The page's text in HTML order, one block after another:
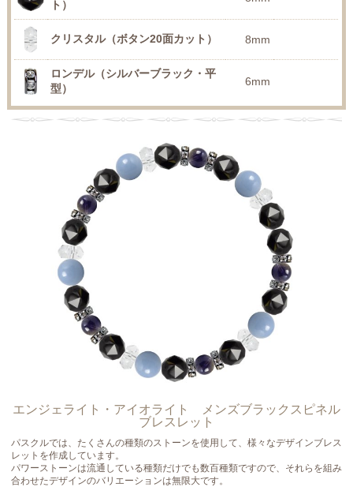
ト）
クリスタル（ボタン20面カット） 8mm
ロンデル（シルバーブラック・平
型）
6mm
エンジェライト・アイオライト メンズブラックスピネル
ブレスレット
パスクルでは、たくさんの種類のストーンを使用して、様々なデザインブレス
レットを作成しています。
パワーストーンは流通している種類だけでも数百種類ですので、それらを組み
合わせたデザインのバリエーションは無限大です。